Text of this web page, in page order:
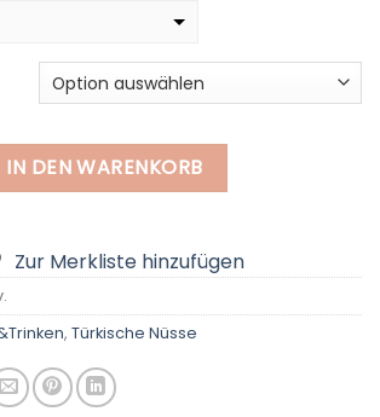
beste Qualität Menge
IN DEN WARENKORB
Zur Merkliste hinzufügen
, Türkische Nüsse